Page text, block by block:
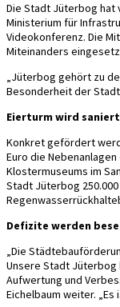
Die Stadt Jüterbog hat
Ministerium für
Videokonferenz. Die
Miteinanders
„Jüterbog gehört zu
Besonderheit der
Eierturm wird saniert
Konkret gefördert
Euro die
Klostermuseums im
Stadt Jüterbog
Defizite werden
„Die
Unsere Stadt Jüterbog
Aufwertung und
Eichelbaum weiter.